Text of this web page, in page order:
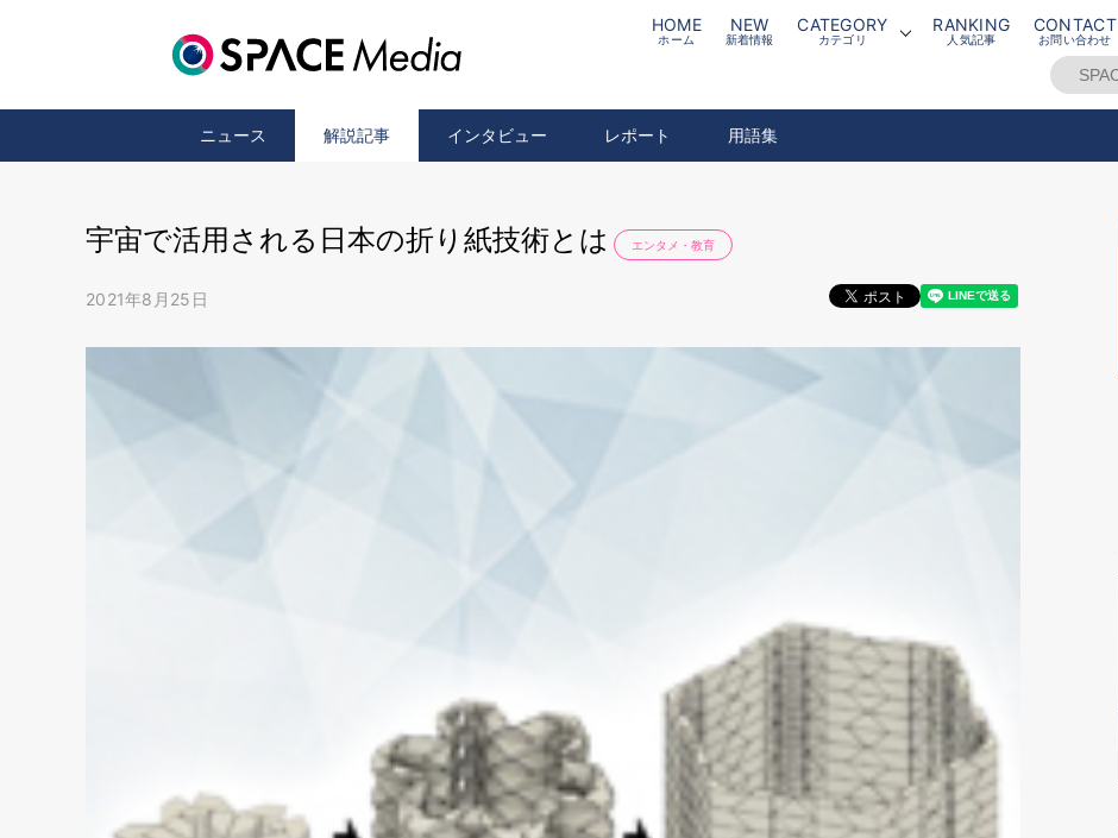
HOME
ホーム
NEW
新着情報
CATEGORY
カテゴリ
RANKING
人気記事
CONTACT
お問い合わせ
ニュース 解説記事 インタビュー レポート 用語集
宇宙で活用される日本の折り紙技術とは エンタメ・教育
2021年8月25日